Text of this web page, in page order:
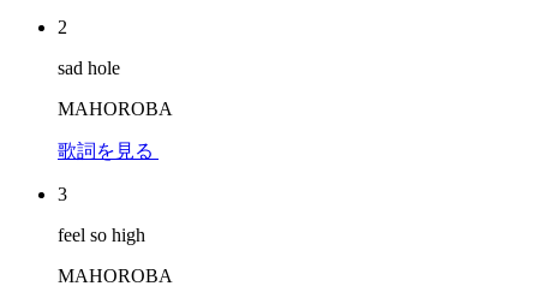
2
sad hole
MAHOROBA
歌詞を見る
3
feel so high
MAHOROBA